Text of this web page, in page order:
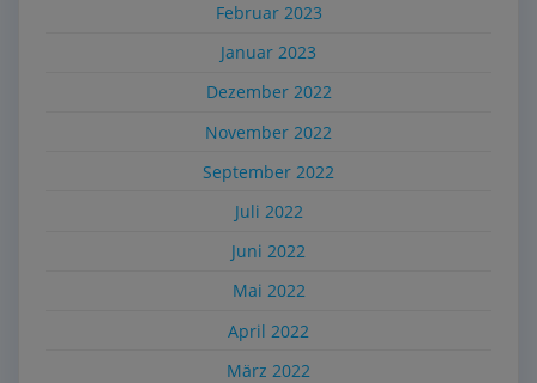
Februar 2023
Januar 2023
Dezember 2022
November 2022
September 2022
Juli 2022
Juni 2022
Mai 2022
April 2022
März 2022